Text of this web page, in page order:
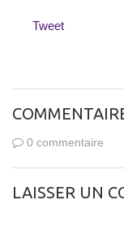
Tweet
0 commentaire
LAISSER UN